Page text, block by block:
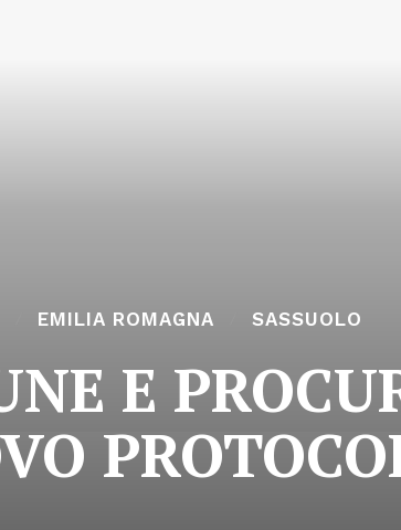
EMILIA ROMAGNA SASSUOLO
E